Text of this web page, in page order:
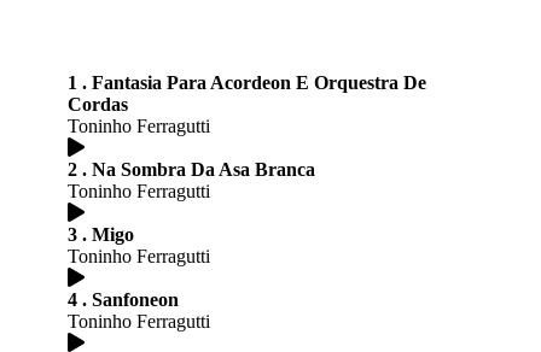
1 . Fantasia Para Acordeon E Orquestra De
Cordas
Toninho Ferragutti
2 . Na Sombra Da Asa Branca
Toninho Ferragutti
3 . Migo
Toninho Ferragutti
4 . Sanfoneon
Toninho Ferragutti